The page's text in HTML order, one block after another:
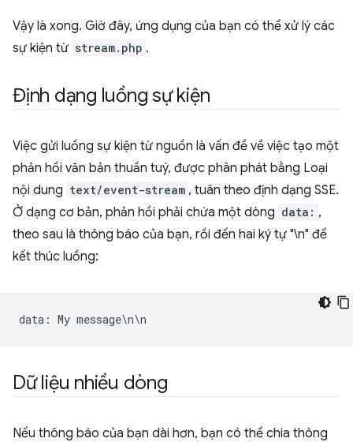
Vậy là xong. Giờ đây, ứng dụng của bạn có thể xử lý các
sự kiện từ stream.php .
Định dạng luồng sự kiện
Việc gửi luồng sự kiện từ nguồn là vấn đề về việc tạo một
phản hồi văn bản thuần tuý, được phân phát bằng Loại
nội dung text/event-stream , tuân theo định dạng SSE.
Ở dạng cơ bản, phản hồi phải chứa một dòng data: ,
theo sau là thông báo của bạn, rồi đến hai ký tự "\n" để
kết thúc luồng:
data : My message\n\n
Dữ liệu nhiều dòng
Nếu thông báo của bạn dài hơn, bạn có thể chia thông